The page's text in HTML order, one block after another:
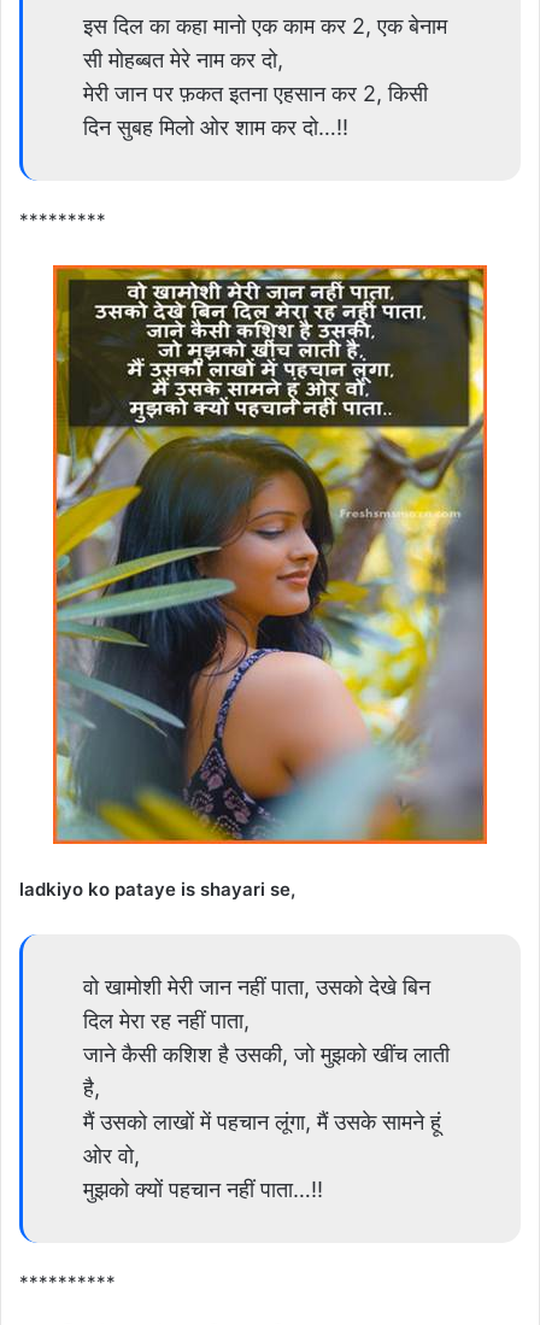
इस दिल का कहा मानो एक काम कर 2, एक बेनाम
सी मोहब्बत मेरे नाम कर दो,
मेरी जान पर फ़कत इतना एहसान कर 2, किसी
दिन सुबह मिलो ओर शाम कर दो…!!
*********
ladkiyo ko pataye is shayari se,
वो खामोशी मेरी जान नहीं पाता, उसको देखे बिन
दिल मेरा रह नहीं पाता,
जाने कैसी कशिश है उसकी, जो मुझको खींच लाती
है,
मैं उसको लाखों में पहचान लूंगा, मैं उसके सामने हूं
ओर वो,
मुझको क्यों पहचान नहीं पाता…!!
**********